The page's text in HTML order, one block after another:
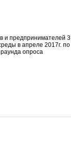
и предпринимателей 3
в апреле 2017г. по
опроса